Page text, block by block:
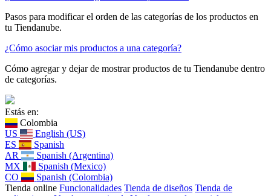
Pasos para modificar el orden de las categorías de los productos en
tu Tiendanube.
¿Cómo asociar mis productos a una categoría?
Cómo agregar y dejar de mostrar productos de tu Tiendanube dentro
de categorías.
Estás en:
Colombia
US
English (US)
ES
Spanish
AR
Spanish (Argentina)
MX
Spanish (Mexico)
CO
Spanish (Colombia)
Tienda online Funcionalidades Tienda de diseños Tienda de